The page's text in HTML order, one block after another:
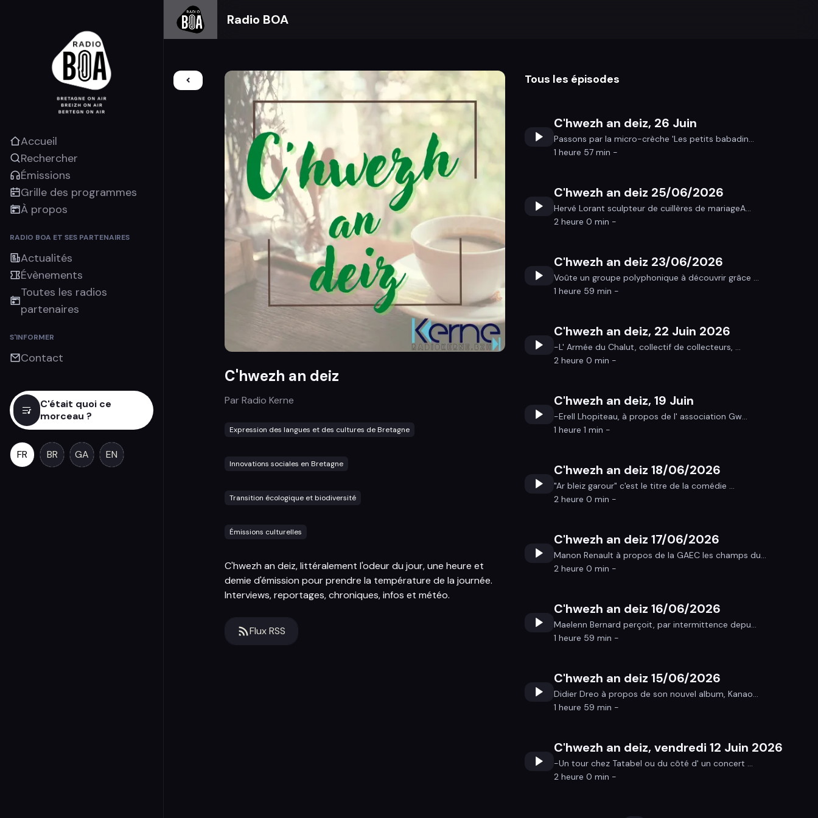
Accueil
Rechercher
Émissions
Grille des programmes
À propos
RADIO BOA ET SES PARTENAIRES
Actualités
Évènements
Toutes les radios
partenaires
S'INFORMER
Contact
C'était quoi ce
morceau ?
FR BR GA EN
Radio BOA
C'hwezh an deiz
ParRadio Kerne
Expression des langues et des cultures de Bretagne
Innovations sociales en Bretagne
Transition écologique et biodiversité
Émissions culturelles
C'hwezh an deiz, littéralement l'odeur du jour, une heure et
demie d'émission pour prendre la température de la journée.
Interviews, reportages, chroniques, infos et météo.
Flux RSS
Tous les épisodes
C'hwezh an deiz, 26 Juin
Passons par la micro-crèche 'Les petits babadin...
1 heure 57 min -
C'hwezh an deiz 25/06/2026
Hervé Lorant sculpteur de cuillères de mariageA...
2 heure 0 min -
C'hwezh an deiz 23/06/2026
Voûte un groupe polyphonique à découvrir grâce ...
1 heure 59 min -
C'hwezh an deiz, 22 Juin 2026
-L' Armée du Chalut, collectif de collecteurs, ...
2 heure 0 min -
C'hwezh an deiz, 19 Juin
-Erell Lhopiteau, à propos de l' association Gw...
1 heure 1 min -
C'hwezh an deiz 18/06/2026
"Ar bleiz garour" c'est le titre de la comédie ...
2 heure 0 min -
C'hwezh an deiz 17/06/2026
Manon Renault à propos de la GAEC les champs du...
2 heure 0 min -
C'hwezh an deiz 16/06/2026
Maelenn Bernard perçoit, par intermittence depu...
1 heure 59 min -
C'hwezh an deiz 15/06/2026
Didier Dreo à propos de son nouvel album, Kanao...
1 heure 59 min -
C'hwezh an deiz, vendredi 12 Juin 2026
-Un tour chez Tatabel ou du côté d' un concert ...
2 heure 0 min -